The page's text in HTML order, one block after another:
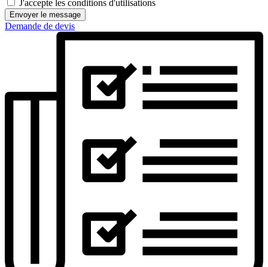
J'accepte les conditions d'utilisations
Envoyer le message
Demande de devis